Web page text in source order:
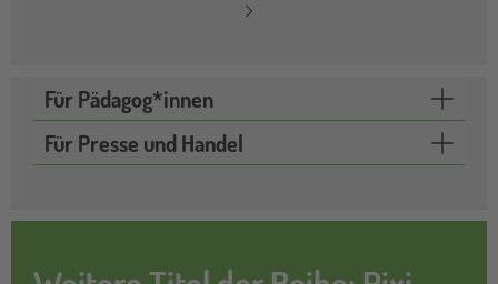
Für Pädagog*innen
Für Presse und Handel